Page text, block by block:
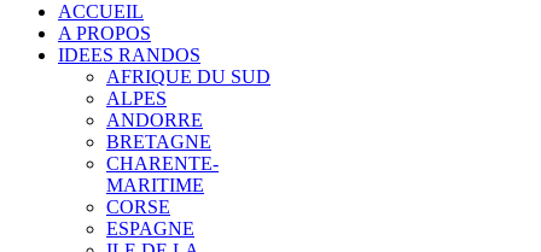
ACCUEIL
A PROPOS
IDEES RANDOS
AFRIQUE DU SUD
ALPES
ANDORRE
BRETAGNE
CHARENTE-
MARITIME
CORSE
ESPAGNE